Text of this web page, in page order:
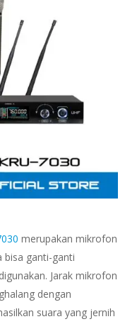
merupakan mikrofon
bisa ganti-ganti
Jarak mikrofon
dengan
suara yang jernih